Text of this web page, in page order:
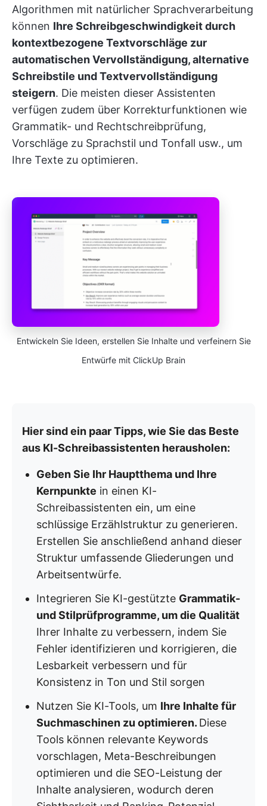
Algorithmen mit natürlicher Sprachverarbeitung
können Ihre Schreibgeschwindigkeit durch
kontextbezogene Textvorschläge zur
automatischen Vervollständigung, alternative
Schreibstile und Textvervollständigung
steigern. Die meisten dieser Assistenten
verfügen zudem über Korrekturfunktionen wie
Grammatik- und Rechtschreibprüfung,
Vorschläge zu Sprachstil und Tonfall usw., um
Ihre Texte zu optimieren.
Entwickeln Sie Ideen, erstellen Sie Inhalte und verfeinern Sie
Entwürfe mit ClickUp Brain
Hier sind ein paar Tipps, wie Sie das Beste
aus KI-Schreibassistenten herausholen:
Geben Sie Ihr Hauptthema und Ihre
Kernpunkte in einen KI-
Schreibassistenten ein, um eine
schlüssige Erzählstruktur zu generieren.
Erstellen Sie anschließend anhand dieser
Struktur umfassende Gliederungen und
Arbeitsentwürfe.
Integrieren Sie KI-gestützte Grammatik-
und Stilprüfprogramme, um die Qualität
Ihrer Inhalte zu verbessern, indem Sie
Fehler identifizieren und korrigieren, die
Lesbarkeit verbessern und für
Konsistenz in Ton und Stil sorgen
Nutzen Sie KI-Tools, um Ihre Inhalte für
Suchmaschinen zu optimieren. Diese
Tools können relevante Keywords
vorschlagen, Meta-Beschreibungen
optimieren und die SEO-Leistung der
Inhalte analysieren, wodurch deren